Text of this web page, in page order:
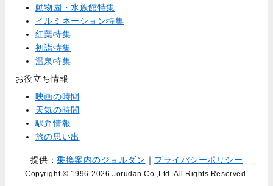
動物園・水族館特集
イルミネーション特集
紅葉特集
初詣特集
温泉特集
お役立ち情報
映画の時間
天気の時間
駅弁情報
旅の思い出
提供：乗換案内のジョルダン ｜ プライバシーポリシー
Copyright © 1996-2026 Jorudan Co.,Ltd. All Rights Reserved.